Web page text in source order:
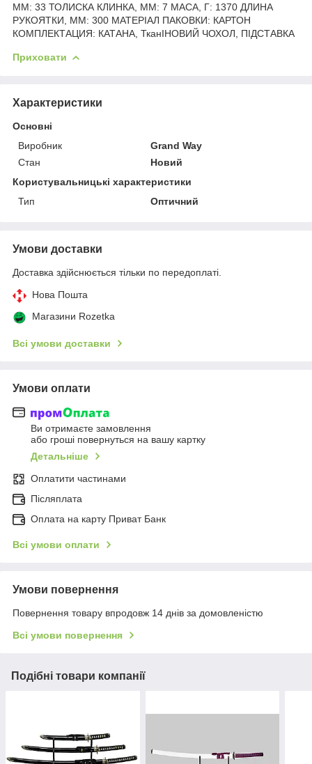
ММ: 33 ТОЛИСКА КЛИНКА, ММ: 7 МАСА, Г: 1370 ДЛИНА
РУКОЯТКИ, ММ: 300 МАТЕРІАЛ ПАКОВКИ: КАРТОН
КОМПЛЕКТАЦИЯ: КАТАНА, ТканІНОВИЙ ЧОХОЛ, ПІДСТАВКА
Приховати
Характеристики
Основні
Виробник
Grand Way
Стан
Новий
Користувальницькі характеристики
Тип
Оптичний
Умови доставки
Доставка здійснюється тільки по передоплаті.
Нова Пошта
Магазини Rozetka
Всі умови доставки
Умови оплати
Ви отримаєте замовлення
або гроші повернуться на вашу картку
Детальніше
Оплатити частинами
Післяплата
Оплата на карту Приват Банк
Всі умови оплати
Умови повернення
Повернення товару впродовж 14 днів за домовленістю
Всі умови повернення
Подібні товари компанії